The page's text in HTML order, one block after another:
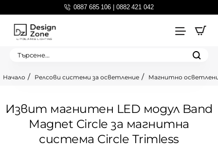
0887 685 106 | 0882 421 042
Търсене...
Извит магнитен LED модул Band
Magnet Circle за магнитна
система Circle Trimless
Релсови системи за осветление Магнитно